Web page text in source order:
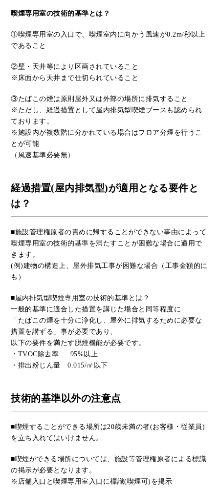
喫煙専用室の技術的基準とは？
①喫煙専用室の入口で、喫煙室内に向かう風速が0.2m/秒以上
であること
②壁・天井等により区画されていること
※床面から天井まで仕切られていること
③たばこの煙は原則屋外又は外部の場所に排気すること
※ただし、経過措置として屋内排気型喫煙ブースも認められ
ております。
※施設内が複数階に分かれている場合はフロア分煙を行うこ
とが可能
（風速基準必要無）
経過措置(屋内排気型)が適用となる要件と
は？
■施設管理権原者の責めに帰することができない事由によって
喫煙専用室の技術的基準を満たすことが困難な場合に適用で
きます。
(例)建物の構造上、屋外排気工事が困難な場合（工事金額的に
も）
■屋内排気型喫煙専用室の技術的基準とは？
一般的基準に適合した措置を講じた場合と同等程度に
「たばこの煙を十分に浄化し、屋外に排気するために必要な
措置を講ずる」事が必要であり、
以下の要件を満たす脱煙機能が必要です。
・TVOC除去率 95%以上
・排出粉じん量 0.015/㎥以下
技術的基準以外の注意点
■喫煙することができる場所は20歳未満の者(お客様・従業員)
を立ち入れてはいけません。
■喫煙ができる場所については、施設等管理権原者による標識
の掲示が必要となります。
※店舗入口と喫煙専用室入口に標識(喫煙可)を掲示